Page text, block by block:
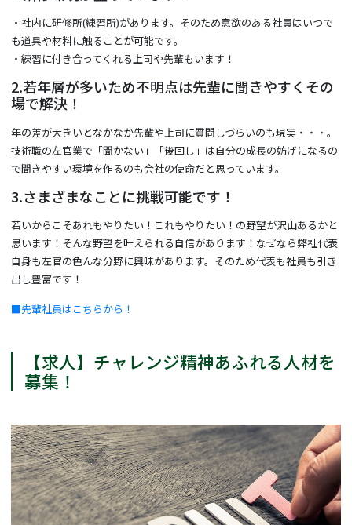
・社内に研修所(練習所)があります。そのため意欲のある社員はいつで
も道具や材料に触ることが可能です。
・練習に付き合ってくれる上司や先輩もいます！
2.若年層が多いため不明点は先輩に聞きやすくその
場で解決！
年の差が大きいとなかなか先輩や上司に質問しづらいのも現実・・・。
技術職の左官業で「聞かない」「後回し」は自分の成長の妨げになるの
で聞きやすい環境を作るのも会社の使命だと思っています。
3.さまざまなことに挑戦可能です！
若いからこそあれもやりたい！これもやりたい！の野望が沢山あるかと
思います！そんな野望を叶えられる自信があります！なぜなら弊社代表
自身も左官の色んな分野に興味があります。そのため代表も社員も引き
出し豊富です！
■先輩社員はこちらから！
【求人】チャレンジ精神あふれる人材を
募集！